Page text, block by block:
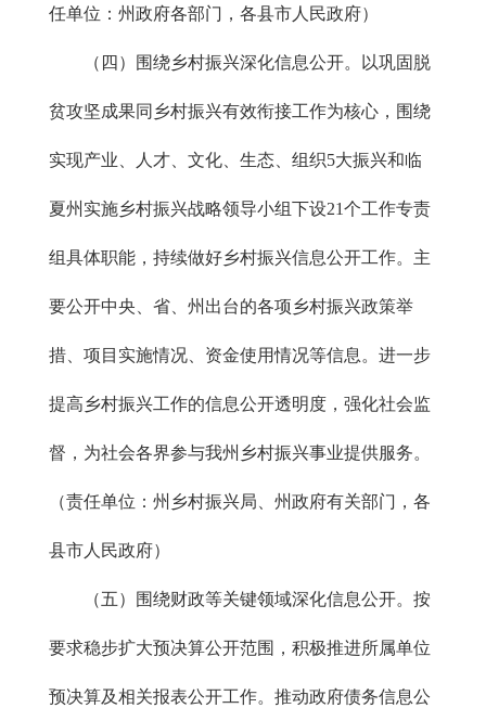
任单位：州政府各部门，各县市人民政府）
（四）围绕乡村振兴深化信息公开。以巩固脱
贫攻坚成果同乡村振兴有效衔接工作为核心，围绕
实现产业、人才、文化、生态、组织5大振兴和临
夏州实施乡村振兴战略领导小组下设21个工作专责
组具体职能，持续做好乡村振兴信息公开工作。主
要公开中央、省、州出台的各项乡村振兴政策举
措、项目实施情况、资金使用情况等信息。进一步
提高乡村振兴工作的信息公开透明度，强化社会监
督，为社会各界参与我州乡村振兴事业提供服务。
（责任单位：州乡村振兴局、州政府有关部门，各
县市人民政府）
（五）围绕财政等关键领域深化信息公开。按
要求稳步扩大预决算公开范围，积极推进所属单位
预决算及相关报表公开工作。推动政府债务信息公